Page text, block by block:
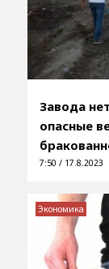
Завода
опасные
7:50 / 17.8.2023
Экономика